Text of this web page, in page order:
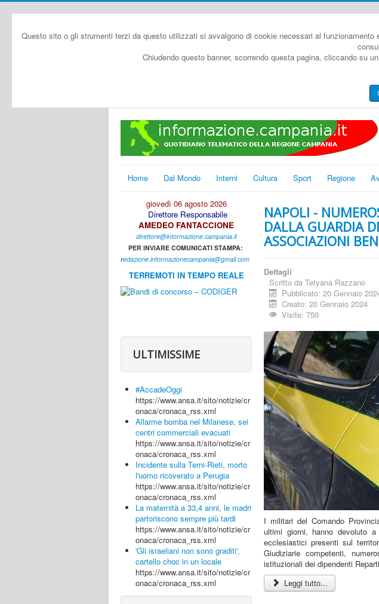
Questo sito o gli strumenti terzi da questo utilizzati si avvalgono di cookie necessari al
Chiudendo questo banner, scorrendo questa pagina, cliccando su
Home Dal Mondo Interni Cultura Sport Regione
giovedì 06 agosto 2026
Direttore Responsabile
AMEDEO FANTACCIONE
direttore@informazione.campania.it
PER INVIARE COMUNICATI STAMPA:
redazione.informazionecampania@gmail.com
TERREMOTI IN TEMPO REALE
ULTIMISSIME
#AccadeOggi
https://www.ansa.it/sito/notizie/cr
onaca/cronaca_rss.xml
Allarme bomba nel Milanese, sei
centri commerciali evacuati
https://www.ansa.it/sito/notizie/cr
onaca/cronaca_rss.xml
Incidente sulla Terni-Rieti, morto
l'uomo ricoverato a Perugia
https://www.ansa.it/sito/notizie/cr
onaca/cronaca_rss.xml
La maternità a 33,4 anni, le madri
partoriscono sempre più tardi
https://www.ansa.it/sito/notizie/cr
onaca/cronaca_rss.xml
'Gli israeliani non sono graditi',
cartello choc in un locale
https://www.ansa.it/sito/notizie/cr
onaca/cronaca_rss.xml
NAPOLI -
DALLA GUARDIA
ASSOCIAZIONI
Dettagli
Scritto da Tetyana Razzano
Pubblicato: 20 Gennaio
Creato: 20 Gennaio 2024
Visite: 750
I militari del Comando
ultimi giorni, hanno devoluto
ecclesiastici presenti sul
Giudiziarie competenti,
istituzionali dei dipendenti
Leggi tutto...